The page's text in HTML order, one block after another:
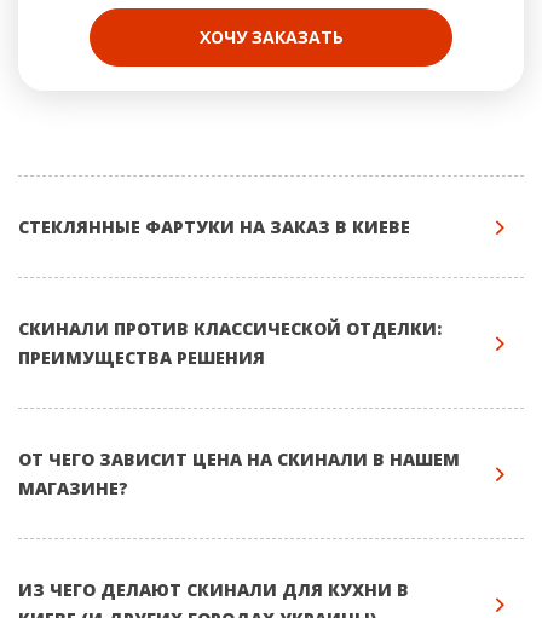
ХОЧУ ЗАКАЗАТЬ
СТЕКЛЯННЫЕ ФАРТУКИ НА ЗАКАЗ В КИЕВЕ
СКИНАЛИ ПРОТИВ КЛАССИЧЕСКОЙ ОТДЕЛКИ:
ПРЕИМУЩЕСТВА РЕШЕНИЯ
ОТ ЧЕГО ЗАВИСИТ ЦЕНА НА СКИНАЛИ В НАШЕМ
МАГАЗИНЕ?
ИЗ ЧЕГО ДЕЛАЮТ СКИНАЛИ ДЛЯ КУХНИ В